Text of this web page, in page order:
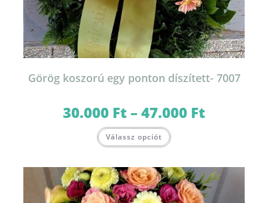
Görög koszorú egy ponton díszített- 7007
30.000 Ft–47.000 Ft30.000 Ft
Válassz opciót a
van.
A
változatok
a